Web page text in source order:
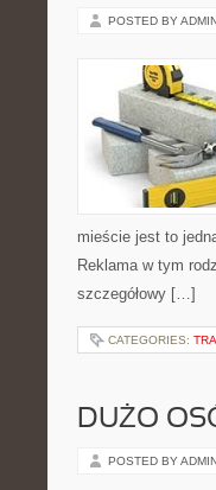
POSTED BY
mieście jest to
Reklama w tym
szczegółowy […]
CATEGORIES:
DUŻO
POSTED BY